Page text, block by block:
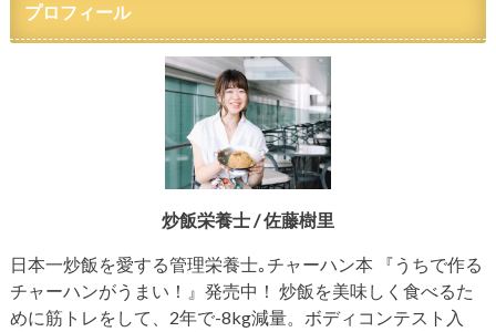
プロフィール
炒飯栄養士 / 佐藤樹里
日本一炒飯を愛する管理栄養士｡チャーハン本 『うちで作る
チャーハンがうまい！』発売中！ 炒飯を美味しく食べるた
めに筋トレをして、2年で-8kg減量。ボディコンテスト入